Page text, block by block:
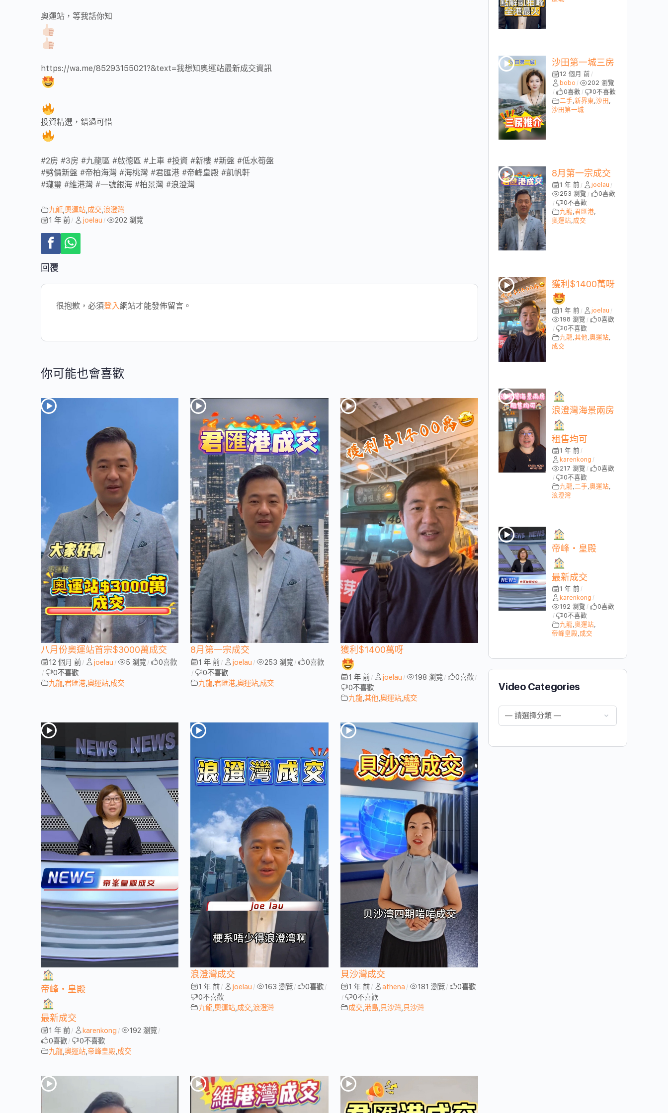
奧運站，等我話你知
https://wa.me/85293155021?&text=我想知奧運站最新成交資訊
投資精選，錯過可惜
#2房 #3房 #九龍區 #啟德區 #上車 #投資 #新樓 #新盤 #低水筍盤
#劈價新盤 #帝柏海灣 #海桃灣 #君匯港 #帝峰皇殿 #凱帆軒
#瓏璽 #維港灣 #一號銀海 #柏景灣 #浪澄灣
九龍 奧運站 成交 浪澄灣
1 年 前 / joelau / 202 瀏覽
回覆
很抱歉，必須登入網站才能發佈留言。
你可能也會喜歡
八月份奧運站首宗$3000萬成交
12 個月 前 / joelau / 5 瀏覽 / 0喜歡
/ 0不喜歡
九龍 君匯港 奧運站 成交
8月第一宗成交
1 年 前 / joelau / 253 瀏覽 / 0喜歡
/ 0不喜歡
九龍 ,君匯港 ,奧運站 成交
獲利$1400萬呀
1 年 前 / joelau / 198 瀏覽 / 0喜歡 /
0不喜歡
九龍, 其他, 奧運站, 成交
帝峰・皇殿
最新成交
1 年 前 / karenkong / 192 瀏覽 /
0喜歡 / 0不喜歡
九龍 奧運站 帝峰皇殿 成交
浪澄灣成交
1 年 前 / joelau / 163 瀏覽 / 0喜歡 /
0不喜歡
九龍 ,奧運站 成交 ,浪澄灣
貝沙灣成交
1 年 前 / athena / 181 瀏覽 / 0喜歡
/ 0不喜歡
成交, 港島, 貝沙灣, 貝沙灣
沙田第一城三房
12 個月 前 /
bobo / 202 瀏覽
/ 0喜歡 / 0不喜歡
二手 ,新界東 ,沙田
沙田第一城
8月第一宗成交
1 年 前 / joelau /
253 瀏覽 / 0喜歡
/ 0不喜歡
九龍,君匯港,
奧運站,成交
獲利$1400萬呀
1 年 前 / joelau /
198 瀏覽 / 0喜歡
/ 0不喜歡
九龍,其他,奧運站,
成交
浪澄灣海景兩房
租售均可
1 年 前 /
karenkong /
217 瀏覽 / 0喜歡
/ 0不喜歡
九龍 二手 ,奧運站
浪澄灣
帝峰・皇殿
最新成交
1 年 前 /
karenkong /
192 瀏覽 / 0喜歡
/ 0不喜歡
九龍 ,奧運站
帝峰皇殿 成交
Video Categories